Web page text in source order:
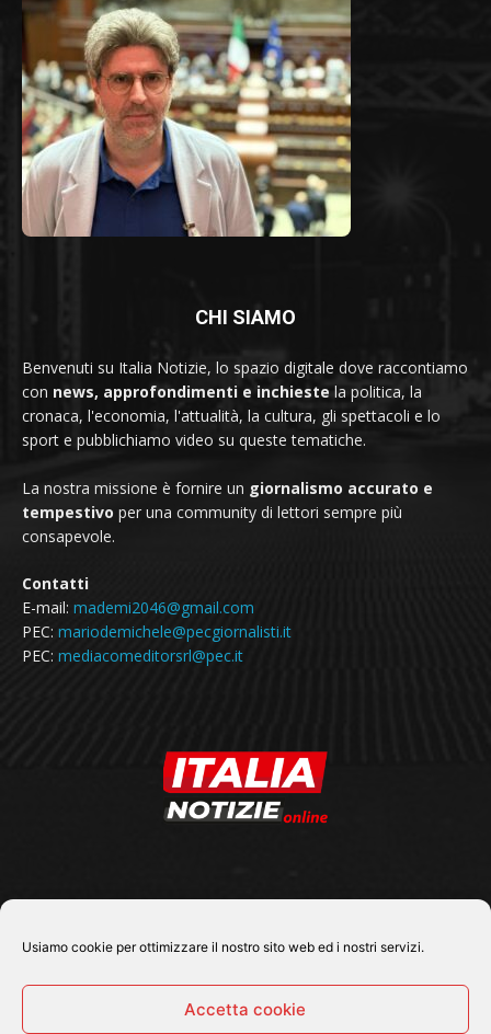
Usiamo cookie per ottimizzare il nostro sito web ed i nostri servizi.
Accetta cookie
CHI SIAMO
Benvenuti su Italia Notizie, lo spazio digitale dove raccontiamo
con news, approfondimenti e inchieste la politica, la
cronaca, l'economia, l'attualità, la cultura, gli spettacoli e lo
sport e pubblichiamo video su queste tematiche.
La nostra missione è fornire un giornalismo accurato e
tempestivo per una community di lettori sempre più
consapevole.
Contatti
E-mail: mademi2046@gmail.com
PEC: mariodemichele@pecgiornalisti.it
PEC: mediacomeditorsrl@pec.it